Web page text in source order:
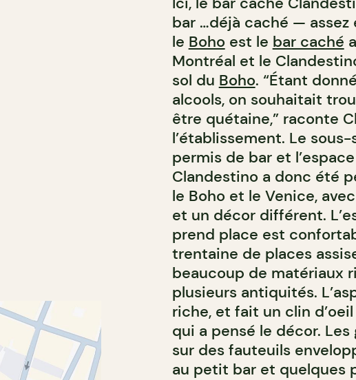
bar …déjà caché — assez
le Boho est le bar caché
Montréal et le
sol du Boho. “Étant
alcools, on souhaitait
être quétaine,” raconte
l’établissement. Le
permis de bar et
Clandestino a donc été
le Boho et le Venice,
et un décor différent.
prend place est
trentaine de places
beaucoup de matériaux
plusieurs antiquités.
riche, et fait un clin
qui a pensé le décor.
sur des fauteuils
au petit bar et quelques